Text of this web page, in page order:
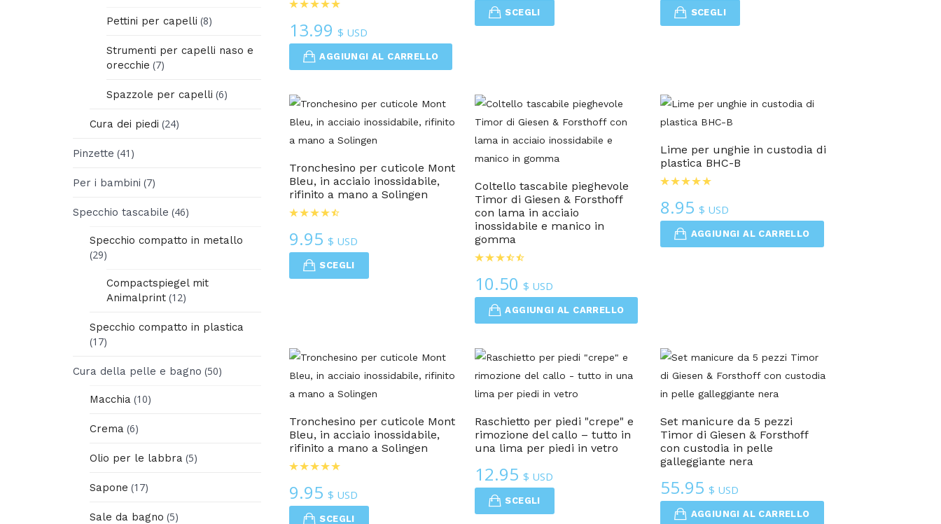
Pettini per capelli (8)
Strumenti per capelli naso e
orecchie (7)
Spazzole per capelli (6)
Cura dei piedi (24)
Pinzette (41)
Per i bambini (7)
Specchio tascabile (46)
Specchio compatto in metallo
(29)
Compactspiegel mit
Animalprint (12)
Specchio compatto in plastica
(17)
Cura della pelle e bagno (50)
Macchia (10)
Crema (6)
Olio per le labbra (5)
Sapone (17)
Sale da bagno (5)
13.99 $ USD
AGGIUNGI AL CARRELLO
SCEGLI SCEGLI
Cura Dei Piedi
Tronchesino per cuticole Mont
Bleu, in acciaio inossidabile,
rifinito a mano a Solingen
9.95 $ USD
SCEGLI
Coltello tascabile pieghevole
Timor di Giesen & Forsthoff
con lama in acciaio
inossidabile e manico in
gomma
10.50$ USD
AGGIUNGI AL CARRELLO
Lime per unghie in custodia di
plastica BHC-B
8.95$ USD
AGGIUNGI AL CARRELLO
Tronchesino per cuticole Mont
Bleu, in acciaio inossidabile,
rifinito a mano a Solingen
9.95 $ USD
SCEGLI
Raschietto per piedi "crepe" e
rimozione del callo – tutto in
una lima per piedi in vetro
12.95$ USD
SCEGLI
Set manicure da 5 pezzi
Timor di Giesen & Forsthoff
con custodia in pelle
galleggiante nera
55.95$ USD
AGGIUNGI AL CARRELLO